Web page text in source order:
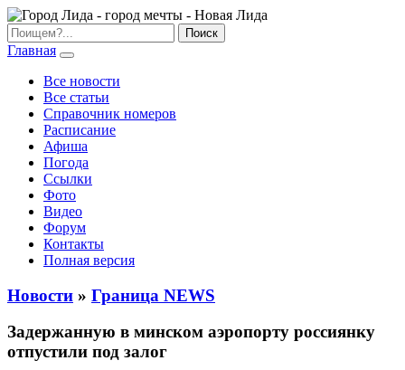
Главная
Все новости
Все статьи
Справочник номеров
Расписание
Афиша
Погода
Ссылки
Фото
Видео
Форум
Контакты
Полная версия
Новости » Граница NEWS
Задержанную в минском аэропорту россиянку
отпустили под залог